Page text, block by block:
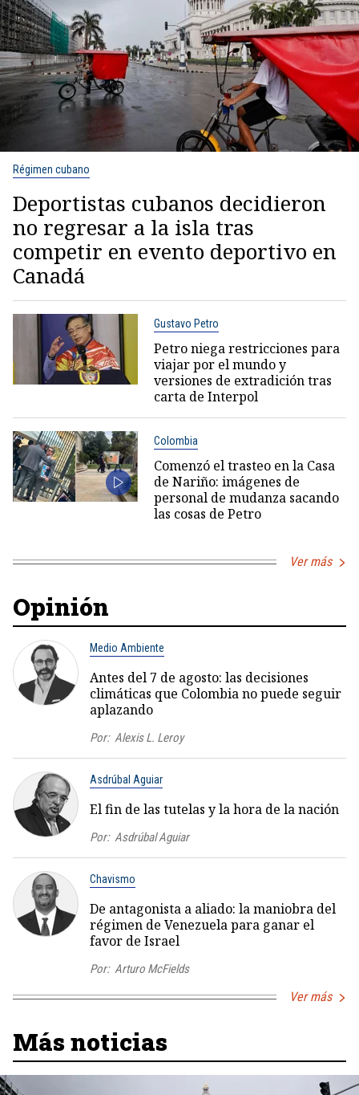
Régimen cubano
Deportistas cubanos decidieron
no regresar a la isla tras
competir en evento deportivo en
Canadá
Gustavo Petro
Petro niega restricciones para
viajar por el mundo y
versiones de extradición tras
carta de Interpol
Colombia
Comenzó el trasteo en la Casa
de Nariño: imágenes de
personal de mudanza sacando
las cosas de Petro
Ver más
Opinión
Medio Ambiente
Antes del 7 de agosto: las decisiones
climáticas que Colombia no puede seguir
aplazando
Por: Alexis L. Leroy
Asdrúbal Aguiar
El fin de las tutelas y la hora de la nación
Por: Asdrúbal Aguiar
Chavismo
De antagonista a aliado: la maniobra del
régimen de Venezuela para ganar el
favor de Israel
Por: Arturo McFields
Ver más
Más noticias